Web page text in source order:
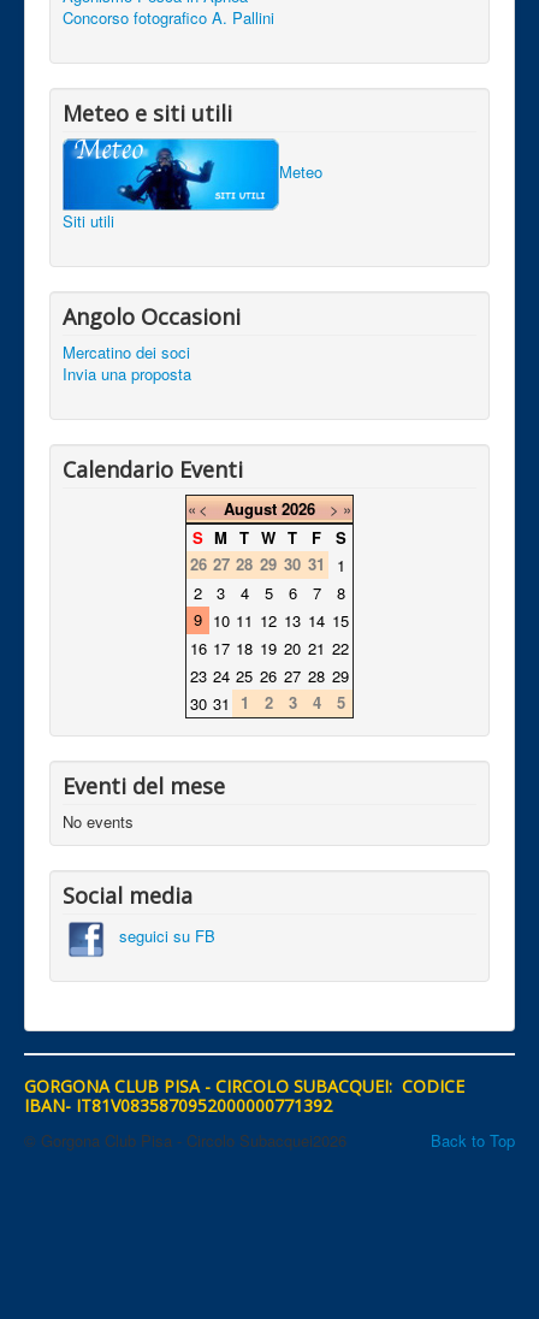
Concorso fotografico A. Pallini
Meteo e siti utili
Meteo
Siti utili
Angolo Occasioni
Mercatino dei soci
Invia una proposta
Calendario Eventi
« < August 2026 > »
S M T W T F
S
26 27 28 29 30 31
1
2
3 4 5 6 7
8
9 10 11 12 13 14 15
16 17 18 19 20 21 22
23 24 25 26 27 28 29
30 31 1 2 3 4 5
Eventi del mese
No events
Social media
seguici su FB
GORGONA CLUB PISA - CIRCOLO SUBACQUEI: CODICE
IBAN- IT81V0835870952000000771392
Back to Top
© Gorgona Club Pisa - Circolo Subacquei2026